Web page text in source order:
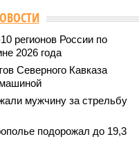
регионов России по
2026 года
Северного Кавказа
мужчину за стрельбу
подорожал до 19,3